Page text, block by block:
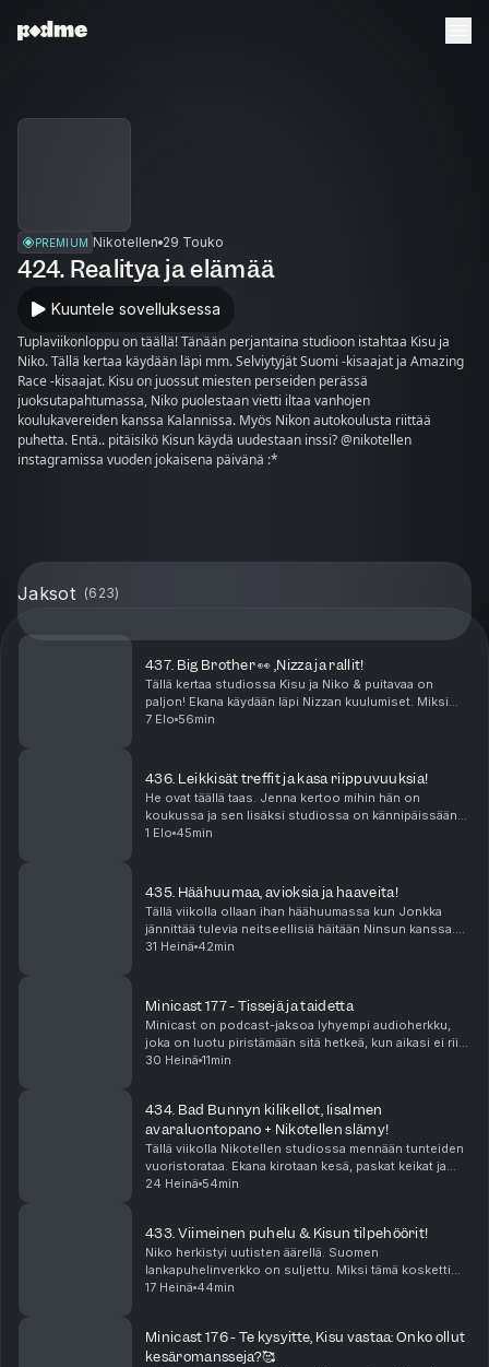
PREMIUM Nikotellen 29 Touko
424. Realitya ja elämää
Kuuntele sovelluksessa
Tuplaviikonloppu on täällä! Tänään perjantaina studioon istahtaa Kisu ja
Niko. Tällä kertaa käydään läpi mm. Selviytyjät Suomi -kisaajat ja Amazing
Race -kisaajat. Kisu on juossut miesten perseiden perässä
juoksutapahtumassa, Niko puolestaan vietti iltaa vanhojen
koulukavereiden kanssa Kalannissa. Myös Nikon autokoulusta riittää
puhetta. Entä.. pitäisikö Kisun käydä uudestaan inssi? @nikotellen
instagramissa vuoden jokaisena päivänä :*
Jaksot (623)
437. Big Brother 👀 ,Nizza ja rallit!
Tällä kertaa studiossa Kisu ja Niko & puitavaa on
paljon! Ekana käydään läpi Nizzan kuulumiset. Miksi
kukaan ei lähesty meitä edes Ranskassa? Missä
7 Elo 56min
436. Leikkisät treffit ja kasa riippuvuuksia!
He ovat täällä taas. Jenna kertoo mihin hän on
koukussa ja sen lisäksi studiossa on kännipäissään
lyöty 500€ veto. Mutta mistä? Niko suuntasi tutun
1 Elo 45min
435. Häähuumaa, avioksia ja haaveita!
Tällä viikolla ollaan ihan häähuumassa kun Jonkka
jännittää tulevia neitseellisiä häitään Ninsun kanssa.
Miten häät onkaan paisuneet sellaiseksi että näistä
31 Heinä 42min
Minicast 177 - Tissejä ja taidetta
Minicast on podcast-jaksoa lyhyempi audioherkku,
joka on luotu piristämään sitä hetkeä, kun aikasi ei riitä
pitkään, yhtäjaksoiseen keskittymiseen. Minicastit
30 Heinä 11min
434. Bad Bunnyn kilikellot, Iisalmen
avaraluontopano + Nikotellen slämy!
Tällä viikolla Nikotellen studiossa mennään tunteiden
vuoristorataa. Ekana kirotaan kesä, paskat keikat ja
sitten Bad Bunnyn tiktokit vie mennessään! Katja on
24 Heinä 54min
433. Viimeinen puhelu & Kisun tilpehöörit!
Niko herkistyi uutisten äärellä. Suomen
lankapuhelinverkko on suljettu. Miksi tämä kosketti
niin suuresti? Jenna nukkui elämänsä parhaat
17 Heinä 44min
Minicast 176 - Te kysyitte, Kisu vastaa: Onko ollut
kesäromansseja?🥰